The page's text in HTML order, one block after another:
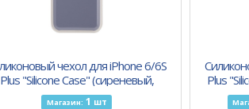
чехол для iPhone 6/6S
Plus "Silicone Case" (сиреневый,
блистер) 46
Магазин: 1 шт
Plus